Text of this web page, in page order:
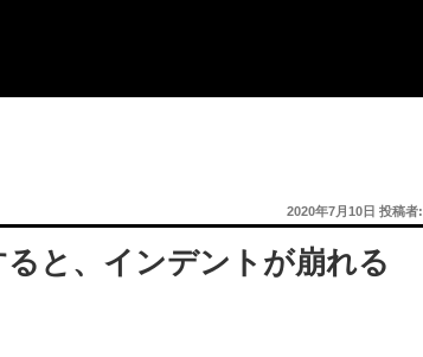
投
稿
日:
2020年7月10日 投稿者:
と、インデントが崩れる